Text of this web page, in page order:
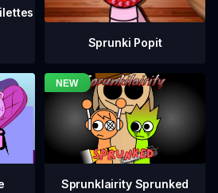
Sprunki Popit
Sprunklairity Sprunked